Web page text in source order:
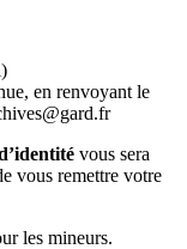
en renvoyant le
vous sera
vous remettre votre
les mineurs.